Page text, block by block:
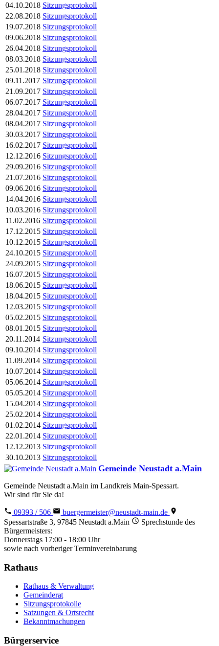
04.10.2018 Sitzungsprotokoll
22.08.2018 Sitzungsprotokoll
19.07.2018 Sitzungsprotokoll
09.06.2018 Sitzungsprotokoll
26.04.2018 Sitzungsprotokoll
08.03.2018 Sitzungsprotokoll
25.01.2018 Sitzungsprotokoll
09.11.2017 Sitzungsprotokoll
21.09.2017 Sitzungsprotokoll
06.07.2017 Sitzungsprotokoll
28.04.2017 Sitzungsprotokoll
08.04.2017 Sitzungsprotokoll
30.03.2017 Sitzungsprotokoll
16.02.2017 Sitzungsprotokoll
12.12.2016 Sitzungsprotokoll
29.09.2016 Sitzungsprotokoll
21.07.2016 Sitzungsprotokoll
09.06.2016 Sitzungsprotokoll
14.04.2016 Sitzungsprotokoll
10.03.2016 Sitzungsprotokoll
11.02.2016 Sitzungsprotokoll
17.12.2015 Sitzungsprotokoll
10.12.2015 Sitzungsprotokoll
24.10.2015 Sitzungsprotokoll
24.09.2015 Sitzungsprotokoll
16.07.2015 Sitzungsprotokoll
18.06.2015 Sitzungsprotokoll
18.04.2015 Sitzungsprotokoll
12.03.2015 Sitzungsprotokoll
05.02.2015 Sitzungsprotokoll
08.01.2015 Sitzungsprotokoll
20.11.2014 Sitzungsprotokoll
09.10.2014 Sitzungsprotokoll
11.09.2014 Sitzungsprotokoll
10.07.2014 Sitzungsprotokoll
05.06.2014 Sitzungsprotokoll
05.05.2014 Sitzungsprotokoll
15.04.2014 Sitzungsprotokoll
25.02.2014 Sitzungsprotokoll
01.02.2014 Sitzungsprotokoll
22.01.2014 Sitzungsprotokoll
12.12.2013 Sitzungsprotokoll
30.10.2013 Sitzungsprotokoll
Gemeinde Neustadt a.Main
Gemeinde Neustadt a.Main im Landkreis Main-Spessart.
Wir sind für Sie da!
09393 / 506
buergermeister@neustadt-main.de
Spessartstraße 3, 97845 Neustadt a.Main
Sprechstunde des
Bürgermeisters:
Donnerstags 17:00 - 18:00 Uhr
sowie nach vorheriger Terminvereinbarung
Rathaus
Rathaus & Verwaltung
Gemeinderat
Sitzungsprotokolle
Satzungen & Ortsrecht
Bekanntmachungen
Bürgerservice